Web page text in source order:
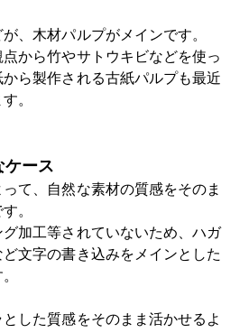
、木材パルプがメインです。
から竹やサトウキビなどを使っ
ら製作される古紙パルプも最近
。
ース
て、自然な素材の質感をそのま
。
加工等されていないため、ハガ
文字の書き込みをメインとした
した質感をそのまま活かせるよ